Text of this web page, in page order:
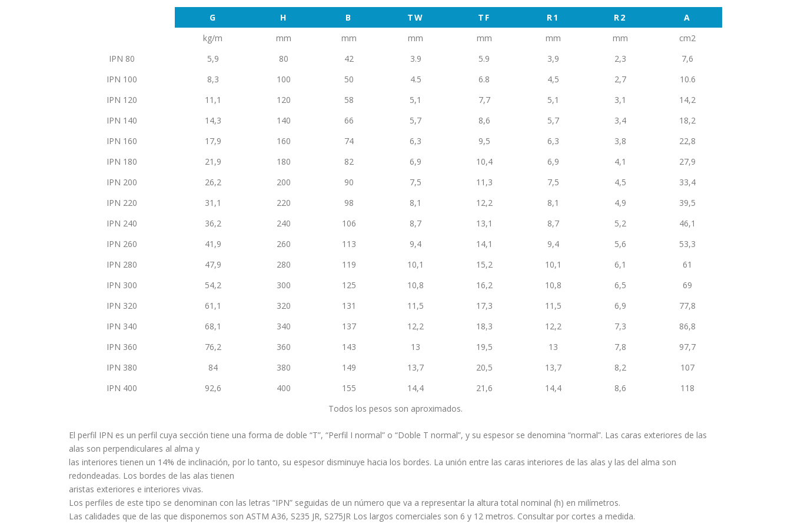
G H B TW TF R1 R2
A
kg/m
mm mm mm mm mm mm
cm2
IPN 80
5,9 80 42 3.9 5.9 3,9 2,3
7,6
IPN 100
8,3 100 50 4.5 6.8 4,5 2,7
10.6
IPN 120
11,1 120 58 5,1 7,7 5,1 3,1
14,2
IPN 140
14,3 140 66 5,7 8,6 5,7 3,4
18,2
IPN 160
17,9 160 74 6,3 9,5 6,3 3,8
22,8
IPN 180
21,9 180 82 6,9 10,4 6,9 4,1
27,9
IPN 200
26,2 200 90 7,5 11,3 7,5 4,5
33,4
IPN 220
31,1 220 98 8,1 12,2 8,1 4,9
39,5
IPN 240
36,2 240 106 8,7 13,1 8,7 5,2
46,1
IPN 260
41,9 260 113 9,4 14,1 9,4 5,6
53,3
IPN 280
47,9 280 119 10,1 15,2 10,1 6,1
61
IPN 300
54,2 300 125 10,8 16,2 10,8 6,5
69
IPN 320
61,1 320 131 11,5 17,3 11,5 6,9
77,8
IPN 340
68,1 340 137 12,2 18,3 12,2 7,3
86,8
IPN 360
76,2 360 143 13 19,5 13 7,8
97,7
IPN 380
84 380 149 13,7 20,5 13,7 8,2
107
IPN 400
92,6 400 155 14,4 21,6 14,4 8,6
118
Todos los pesos son aproximados.
El perfil IPN es un perfil cuya sección tiene una forma de doble “T”, “Perfil I normal” o “Doble T normal”, y su espesor se denomina “normal”. Las caras exteriores de las
alas son perpendiculares al alma y
las interiores tienen un 14% de inclinación, por lo tanto, su espesor disminuye hacia los bordes. La unión entre las caras interiores de las alas y las del alma son
redondeadas. Los bordes de las alas tienen
aristas exteriores e interiores vivas.
Los perfiles de este tipo se denominan con las letras “IPN” seguidas de un número que va a representar la altura total nominal (h) en milímetros.
Las calidades que de las que disponemos son ASTM A36, S235 JR, S275JR Los largos comerciales son 6 y 12 metros. Consultar por cortes a medida.